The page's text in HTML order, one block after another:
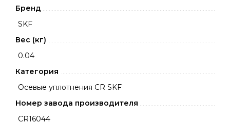
Бренд
SKF
Вес (кг)
0.04
Категория
Осевые уплотнения CR SKF
Номер завода производителя
CR16044